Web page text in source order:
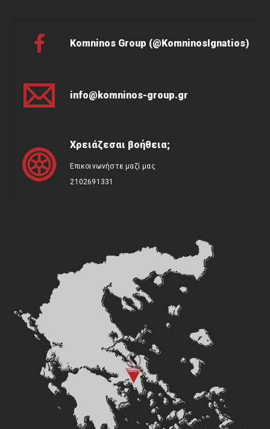
Komninos Group (@KomninosIgnatios)
info@komninos-group.gr
Χρειάζεσαι βοήθεια;
Επικοινωνήστε μαζί μας
2102691331